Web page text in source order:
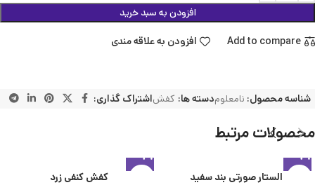
افزودن به سبد خرید
Add to compare افزودن به علاقه مندی
شناسه محصول: نامعلومدسته ها: کفشاشتراک گذاری:
محصولات مرتبط
الستار صورتی بند سفید
کفش کنفی زرد